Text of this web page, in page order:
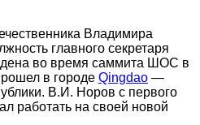
Владимира
главного секретаря
во время саммита ШОС в
в городе Qingdao —
В.И. Норов с первого
работать на своей новой